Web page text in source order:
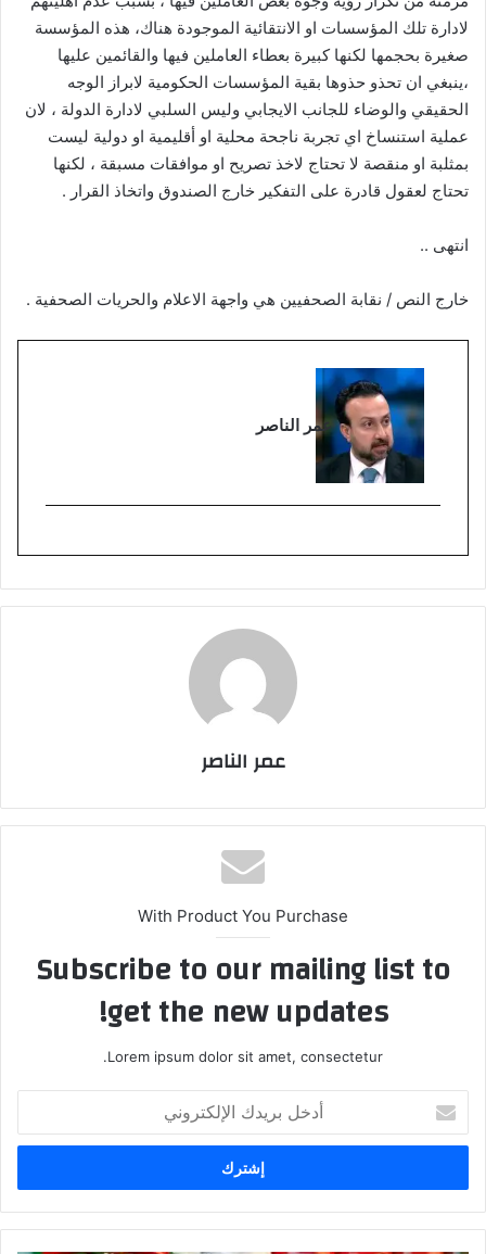
لادارة تلك المؤسسات او الانتقائية الموجودة هناك، هذه المؤسسة
صغيرة بحجمها لكنها كبيرة بعطاء العاملين فيها والقائمين عليها
،ينبغي ان تحذو حذوها بقية المؤسسات الحكومية لابراز الوجه
الحقيقي والوضاء للجانب الايجابي وليس السلبي لادارة الدولة ، لان
عملية استنساخ اي تجربة ناجحة محلية او أقليمية او دولية ليست
بمثلبة او منقصة لا تحتاج لاخذ تصريح او موافقات مسبقة ، لكنها
تحتاج لعقول قادرة على التفكير خارج الصندوق واتخاذ القرار .
انتهى ..
خارج النص / نقابة الصحفيين هي واجهة الاعلام والحريات الصحفية .
عمر الناصر
عمر الناصر
With Product You Purchase
Subscribe to our mailing list to
get the new updates!
Lorem ipsum dolor sit amet, consectetur.
بريدك
الإلكتروني